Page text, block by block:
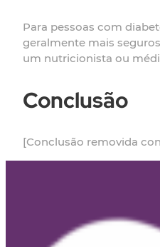
Para pessoas com
geralmente mais
um nutricionista ou
Conclusão
[Conclusão removida